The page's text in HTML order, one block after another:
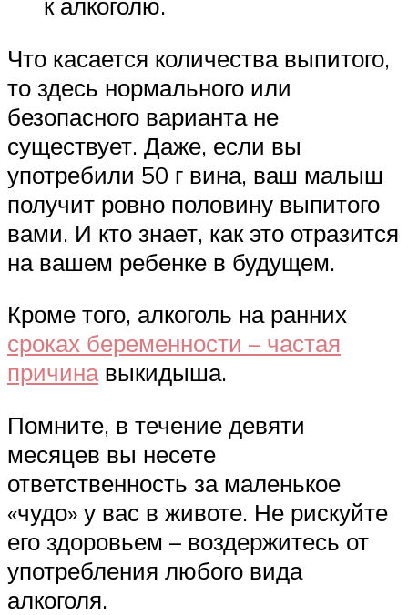
Что касается количества выпитого,
то здесь нормального или
безопасного варианта не
существует. Даже, если вы
употребили 50 г вина, ваш малыш
получит ровно половину выпитого
вами. И кто знает, как это отразится
на вашем ребенке в будущем.
Кроме того, алкоголь на ранних
сроках беременности – частая
причинавыкидыша.
Помните, в течение девяти
месяцев вы несете
ответственность за маленькое
«чудо» у вас в животе. Не рискуйте
его здоровьем – воздержитесь от
употребления любого вида
алкоголя.